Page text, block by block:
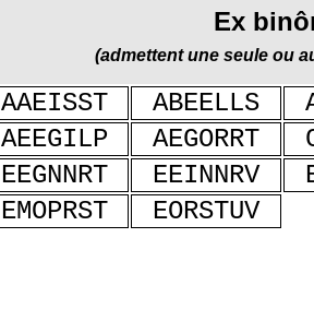
Ex
(admettent une seule ou
AAEISST ABEELLS
AEEGILP AEGORRT
EEGNNRT EEINNRV
EMOPRST EORSTUV